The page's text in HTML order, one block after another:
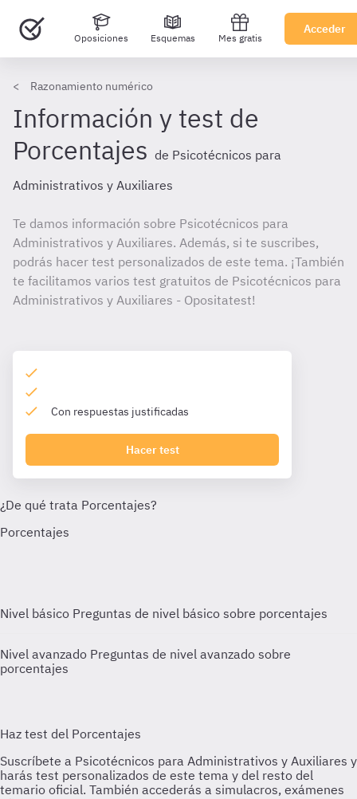
Oposiciones Esquemas Mes gratis
Acceder
Razonamiento numérico
Información y test de
Porcentajes de Psicotécnicos para
Administrativos y Auxiliares
Te damos información sobre Psicotécnicos para
Administrativos y Auxiliares. Además, si te suscribes,
podrás hacer test personalizados de este tema. ¡También
te facilitamos varios test gratuitos de Psicotécnicos para
Administrativos y Auxiliares - Opositatest!
Con respuestas justificadas
Hacer test
Nivel básico Preguntas de nivel básico sobre porcentajes
Nivel avanzado Preguntas de nivel avanzado sobre
porcentajes